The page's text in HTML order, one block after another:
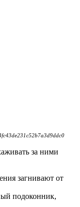
за ними
загнивают от
подоконник,